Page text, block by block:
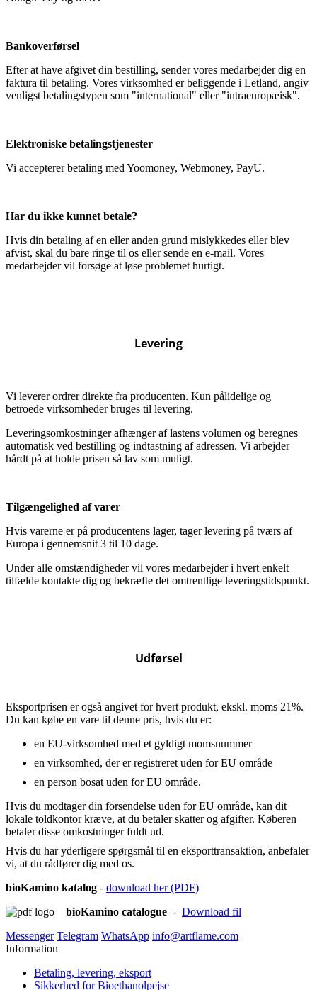
Bankoverførsel
Efter at have afgivet din bestilling, sender vores medarbejder dig en
faktura til betaling. Vores virksomhed er beliggende i Letland, angiv
venligst betalingstypen som "international" eller "intraeuropæisk".
Elektroniske betalingstjenester
Vi accepterer betaling med Yoomoney, Webmoney, PayU.
Har du ikke kunnet betale?
Hvis din betaling af en eller anden grund mislykkedes eller blev
afvist, skal du bare ringe til os eller sende en e-mail. Vores
medarbejder vil forsøge at løse problemet hurtigt.
Levering
Vi leverer ordrer direkte fra producenten. Kun pålidelige og
betroede virksomheder bruges til levering.
Leveringsomkostninger afhænger af lastens volumen og beregnes
automatisk ved bestilling og indtastning af adressen. Vi arbejder
hårdt på at holde prisen så lav som muligt.
Tilgængelighed af varer
Hvis varerne er på producentens lager, tager levering på tværs af
Europa i gennemsnit 3 til 10 dage.
Under alle omstændigheder vil vores medarbejder i hvert enkelt
tilfælde kontakte dig og bekræfte det omtrentlige leveringstidspunkt.
Udførsel
Eksportprisen er også angivet for hvert produkt, ekskl. moms 21%.
Du kan købe en vare til denne pris, hvis du er:
en EU-virksomhed med et gyldigt momsnummer
en virksomhed, der er registreret uden for EU område
en person bosat uden for EU område.
Hvis du modtager din forsendelse uden for EU område, kan dit
lokale toldkontor kræve, at du betaler skatter og afgifter. Køberen
betaler disse omkostninger fuldt ud.
Hvis du har yderligere spørgsmål til en eksporttransaktion, anbefaler
vi, at du rådfører dig med os.
bioKamino katalog - download her (PDF)
bioKamino catalogue - Download fil
Messenger Telegram WhatsApp info@artflame.com
Information
Betaling, levering, eksport
Sikkerhed for Bioethanolpejse